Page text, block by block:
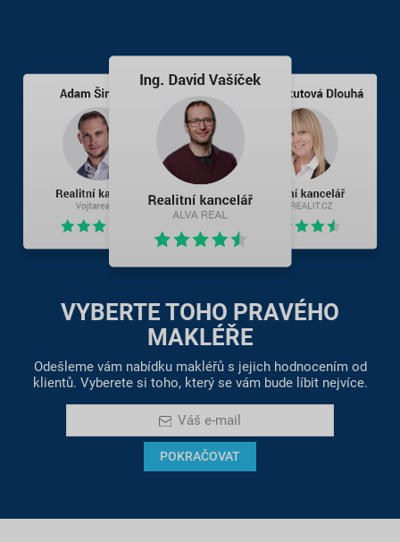
VYBERTE TOHO PRAVÉHO
MAKLÉŘE
Odešleme vám nabídku makléřů s jejich hodnocením od
klientů. Vyberete si toho, který se vám bude líbit nejvíce.
Váš e-mail
POKRAČOVAT